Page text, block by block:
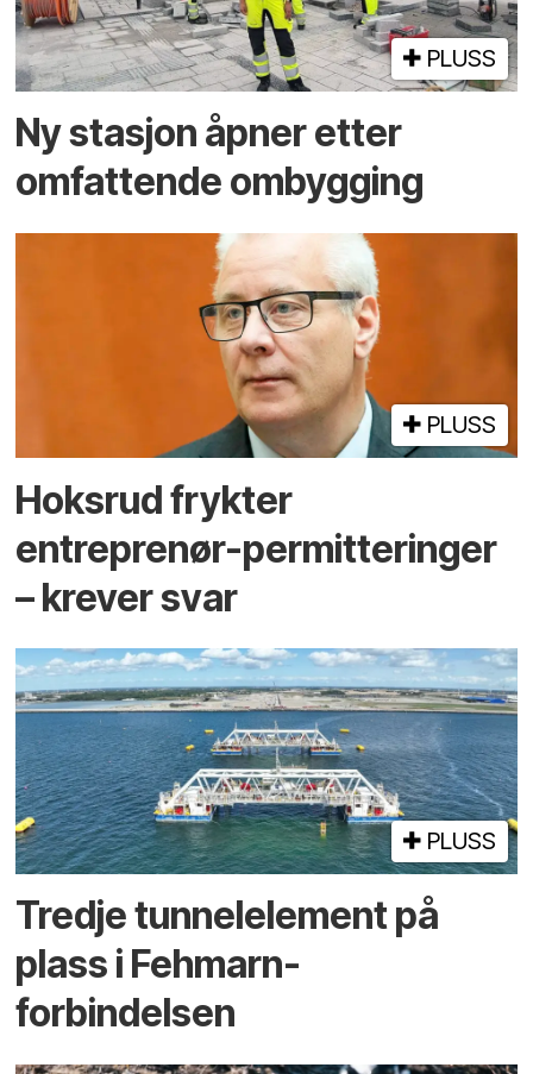
PLUSS
Ny stasjon åpner etter
omfattende ombygging
PLUSS
Hoksrud frykter
entreprenør-permitteringer
– krever svar
PLUSS
Tredje tunnel­element på
plass i Fehmarn-
forbindelsen